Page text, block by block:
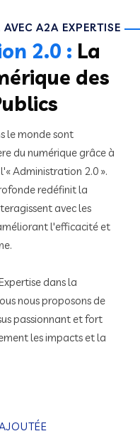
A2A EXPERTISE
2.0 : La
des
le monde sont
du numérique grâce à
Administration 2.0 ».
redéfinit la
avec les
l'efficacité et
dans la
nous proposons de
passionnant et fort
les impacts et la